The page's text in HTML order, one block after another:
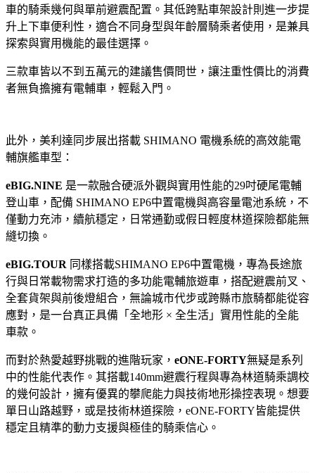
車的騎乘幾何與單前避震配置。其低跨點車架設計則進一步提
升上下車便利性，適合不同身型與年齡層騎乘者使用，是兼具
探索與實用機能的最佳選擇。
三款車皆以不到五萬元的建議售價問世，讓注重性價比的消費
者無負擔擁有電輔車，輕鬆入門。
此外，美利達同步展出搭載 SHIMANO 電機系統的高效能電
輔旗艦車型：
eBIG.NINE 是一款融合硬派外觀與實用性能的29吋硬尾電輔
登山車，配備 SHIMANO EP6中置電機與高容量電池系統，不
僅動力充沛，續航穩定，日常通勤或假日輕度林道探險都能無
縫切換。
eBIG.TOUR 同樣搭載SHIMANO EP6中置電機，專為長途旅
行與日常載物需求打造的多功能電輔旅遊車，搭配避震前叉、
全套貨架與前後燈組合，無論城市代步或跨縣市旅騎都能從容
應對，是一台真正具備「全地形 × 全生活」實用性能的全能
車款。
而對於熱愛越野挑戰的進階玩家， eONE-FORTY無疑是系列
中的性能代表作。其搭載140mm避震行程與專為林道騎乘調校
的幾何設計，擁有優異的攀爬能力與技術地形操控表現。想要
單日山路越野，或是技術林道探險，eONE-FORTY皆能提供
穩定且精準的動力支援與極佳的騎乘信心。